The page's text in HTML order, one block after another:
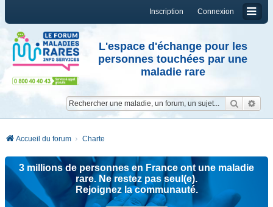
Connexion
Inscription
L'espace d'échange pour les
personnes touchées par une
maladie rare
Accueil du forum Charte
3 millions de personnes en France ont une maladie
rare. Ne restez pas seul(e).
Rejoignez la communauté.